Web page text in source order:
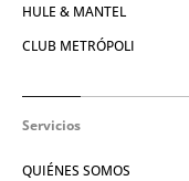
HULE & MANTEL
CLUB METRÓPOLI
Servicios
QUIÉNES SOMOS